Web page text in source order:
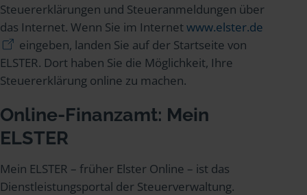
Steuererklärungen und Steueranmeldungen über
das Internet. Wenn Sie im Internetwww.elster.de
eingeben, landen Sie auf der Startseite von
ELSTER. Dort haben Sie die Möglichkeit, Ihre
Steuererklärung online zu machen.
Online-Finanzamt: Mein
ELSTER
Mein ELSTER – früher Elster Online – ist das
Dienstleistungsportal der Steuerverwaltung.